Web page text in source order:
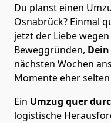
Du planst einen
Osnabrück? Einmal
jetzt der Liebe
Beweggründen,
nächsten Wochen
Momente eher
Ein Umzug quer
logistische